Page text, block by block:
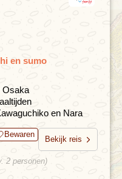
en sumo
Osaka
en Nara
Bewaren
Bekijk reis
2 personen)